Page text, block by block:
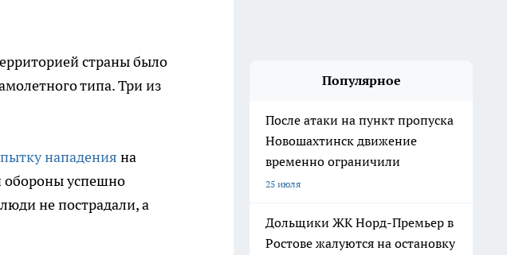
страны было
типа. Три из
нападения на
обороны успешно
не пострадали, а
Популярное
После атаки на пункт пропуска
Новошахтинск движение
временно ограничили
25 июля
Дольщики ЖК Норд-Премьер в
Ростове жалуются на остановку